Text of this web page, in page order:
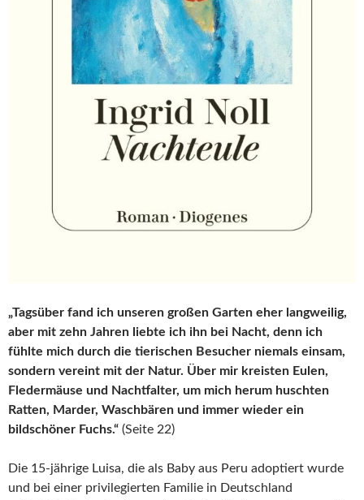
„Tagsüber fand ich unseren großen Garten eher langweilig,
aber mit zehn Jahren liebte ich ihn bei Nacht, denn ich
fühlte mich durch die tierischen Besucher niemals einsam,
sondern vereint mit der Natur. Über mir kreisten Eulen,
Fledermäuse und Nachtfalter, um mich herum huschten
Ratten, Marder, Waschbären und immer wieder ein
bildschöner Fuchs.“ (Seite 22)
Die 15-jährige Luisa, die als Baby aus Peru adoptiert wurde
und bei einer privilegierten Familie in Deutschland